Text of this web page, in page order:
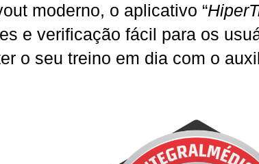
moderno, o aplicativo “
e verificação fácil para os
o seu treino em dia com o